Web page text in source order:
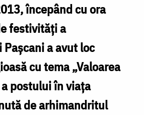
începând cu ora
festivităţi a
a avut loc
cu tema „Valoarea
postului în viaţa
de arhimandritul